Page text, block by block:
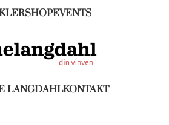
SHOPEVENTS
LANGDAHLKONTAKT